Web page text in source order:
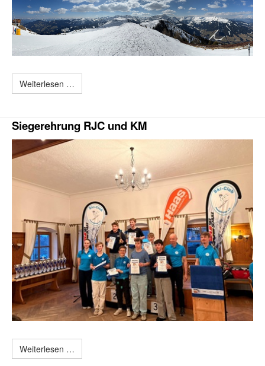
Weiterlesen …
Siegerehrung RJC und KM
Weiterlesen …